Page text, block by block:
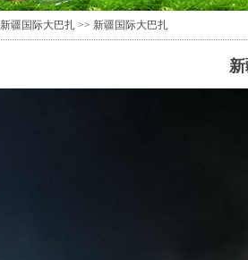
新疆国际大巴扎 >> 新疆国际大巴扎